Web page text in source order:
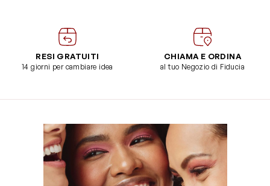
RESI GRATUITI
14 giorni per cambiare idea
CHIAMA E ORDINA
al tuo Negozio di Fiducia